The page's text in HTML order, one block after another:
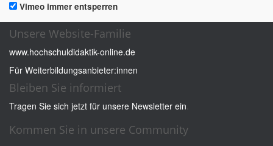
Vimeo immer entsperren
Unsere Website-Familie
www.hochschuldidaktik-online.de
Für Weiterbildungsanbieter:innen
Bleiben Sie informiert
Tragen Sie sich jetzt für unsere Newsletter ein.
Kommen Sie in unsere Community